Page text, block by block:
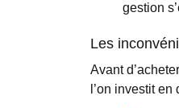
gestion
Les
Avant
l’on investit